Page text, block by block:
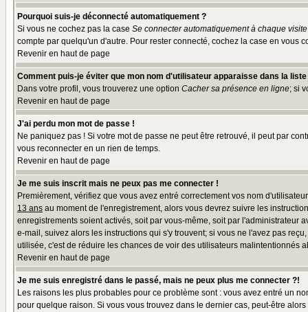
Pourquoi suis-je déconnecté automatiquement ?
Si vous ne cochez pas la case Se connecter automatiquement à chaque visite
compte par quelqu'un d'autre. Pour rester connecté, cochez la case en vous
Revenir en haut de page
Comment puis-je éviter que mon nom d'utilisateur apparaisse dans la
Dans votre profil, vous trouverez une option Cacher sa présence en ligne; si
Revenir en haut de page
J'ai perdu mon mot de passe !
Ne paniquez pas ! Si votre mot de passe ne peut être retrouvé, il peut par
vous reconnecter en un rien de temps.
Revenir en haut de page
Je me suis inscrit mais ne peux pas me connecter !
Premièrement, vérifiez que vous avez entré correctement vos nom
13 ans au moment de l'enregistrement, alors vous devrez suivre les
enregistrements soient activés, soit par vous-même, soit par l'administrateur
e-mail, suivez alors les instructions qui s'y trouvent; si vous ne l'avez pas
utilisée, c'est de réduire les chances de voir des utilisateurs malintentionnés
Revenir en haut de page
Je me suis enregistré dans le passé, mais ne peux plus me connecter ?!
Les raisons les plus probables pour ce problème sont : vous avez entré un
pour quelque raison. Si vous vous trouvez dans le dernier cas, peut-être